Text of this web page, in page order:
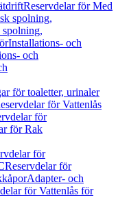
Reservdelar för Med
spolning,
Installations- och
och
för toaletter, urinaler
för Vattenlås
för
för Rak
för
Reservdelar för
Adapter- och
för Vattenlås för